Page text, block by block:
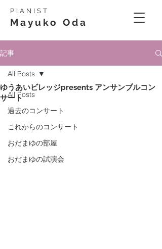
PIANIST
Mayuko Oda
記事
All Posts
過去のコンサート
これからのコンサート
おだまゆの部屋
おだまゆの試演会
All Posts
ゆうあいビレッジpresents アンサンブルコン
サート